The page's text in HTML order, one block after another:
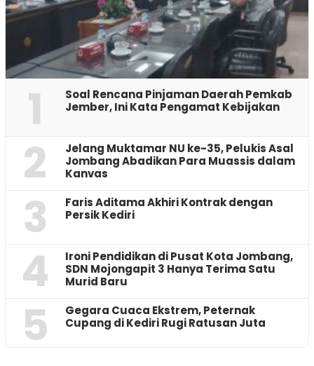
1
‎Soal Rencana Pinjaman Daerah Pemkab
Jember, Ini Kata Pengamat Kebijakan ‎
2
Jelang Muktamar NU ke-35, Pelukis Asal
Jombang Abadikan Para Muassis dalam
Kanvas
3
Faris Aditama Akhiri Kontrak dengan
Persik Kediri
4
Ironi Pendidikan di Pusat Kota Jombang,
SDN Mojongapit 3 Hanya Terima Satu
Murid Baru
5
‎Gegara Cuaca Ekstrem, Peternak
Cupang di Kediri Rugi Ratusan Juta